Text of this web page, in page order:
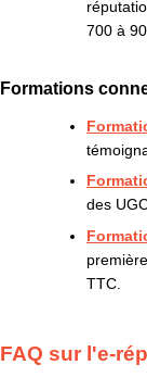
700 à
Formations
des
TTC.
FAQ sur l'e-